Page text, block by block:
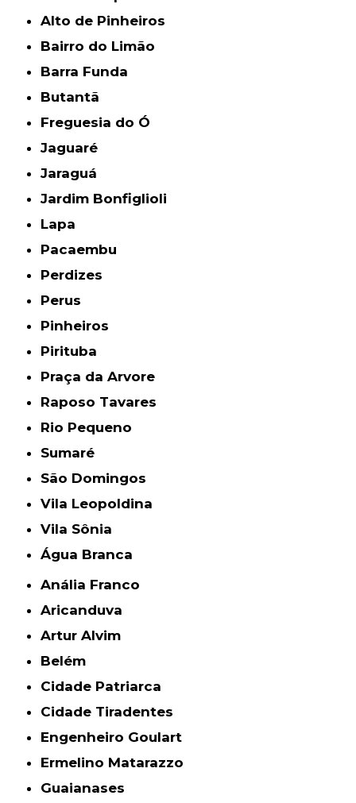
Alto de Pinheiros
Bairro do Limão
Barra Funda
Butantã
Freguesia do Ó
Jaguaré
Jaraguá
Jardim Bonfiglioli
Lapa
Pacaembu
Perdizes
Perus
Pinheiros
Pirituba
Praça da Arvore
Raposo Tavares
Rio Pequeno
Sumaré
São Domingos
Vila Leopoldina
Vila Sônia
Água Branca
Anália Franco
Aricanduva
Artur Alvim
Belém
Cidade Patriarca
Cidade Tiradentes
Engenheiro Goulart
Ermelino Matarazzo
Guaianases